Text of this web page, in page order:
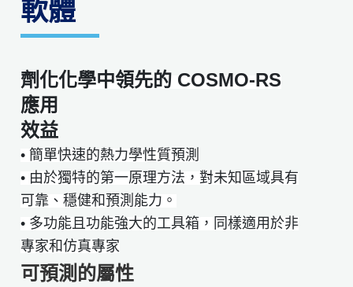
軟體
劑化化學中領先的 COSMO-RS
應用
效益
• 簡單快速的熱力學性質預測
• 由於獨特的第一原理方法，對未知區域具有
可靠、穩健和預測能力。
• 多功能且功能強大的工具箱，同樣適用於非
專家和仿真專家
可預測的屬性